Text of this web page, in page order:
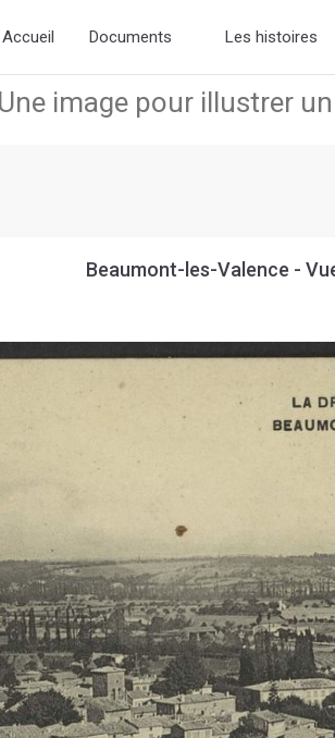
Accueil Documents Les histoires
Beaumont-les-Valence -